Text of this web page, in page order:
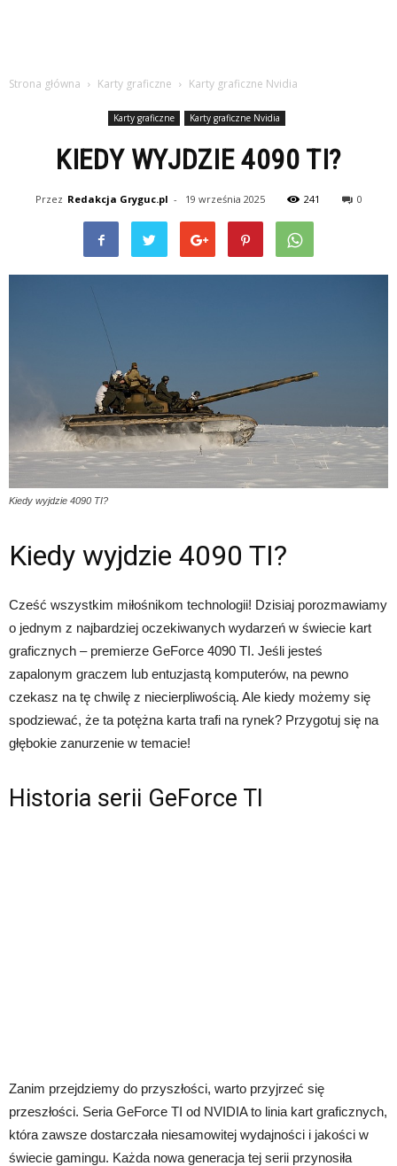
Strona główna Karty graficzne Karty graficzne Nvidia
Karty graficzne Karty graficzne Nvidia
KIEDY WYJDZIE 4090 TI?
Przez Redakcja Gryguc.pl - 19 września 2025 241 0
Kiedy wyjdzie 4090 TI?
Kiedy wyjdzie 4090 TI?
Cześć wszystkim miłośnikom technologii! Dzisiaj porozmawiamy
o jednym z najbardziej oczekiwanych wydarzeń w świecie kart
graficznych – premierze GeForce 4090 TI. Jeśli jesteś
zapalonym graczem lub entuzjastą komputerów, na pewno
czekasz na tę chwilę z niecierpliwością. Ale kiedy możemy się
spodziewać, że ta potężna karta trafi na rynek? Przygotuj się na
głębokie zanurzenie w temacie!
Historia serii GeForce TI
Zanim przejdziemy do przyszłości, warto przyjrzeć się
przeszłości. Seria GeForce TI od NVIDIA to linia kart graficznych,
która zawsze dostarczała niesamowitej wydajności i jakości w
świecie gamingu. Każda nowa generacja tej serii przynosiła